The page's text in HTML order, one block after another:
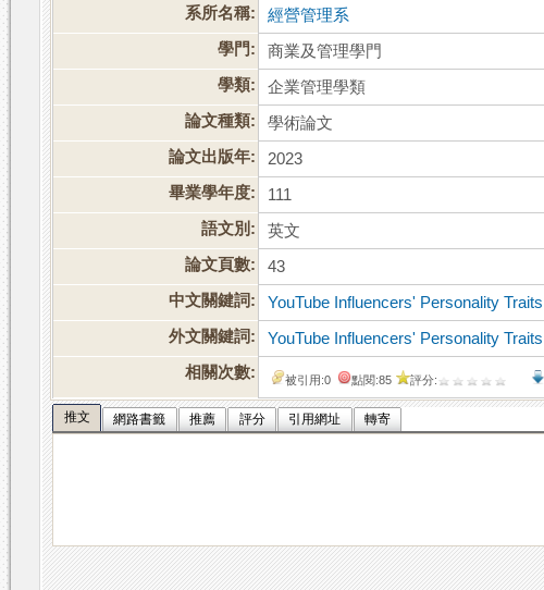
系所名稱:
經營管理系
學門:
商業及管理學門
學類:
企業管理學類
論文種類:
學術論文
論文出版年:
2023
畢業學年度:
111
語文別:
英文
論文頁數:
43
中文關鍵詞:
YouTube Influencers' Personality Traits
外文關鍵詞:
YouTube Influencers' Personality Traits
相關次數:
被引用:0 點閱:85 評分:
推文 網路書籤 推薦 評分 引用網址 轉寄